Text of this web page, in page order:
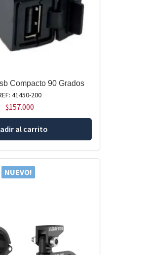
Compacto 90 Grados
41450-200
$157.000
al carrito
NUEVO!